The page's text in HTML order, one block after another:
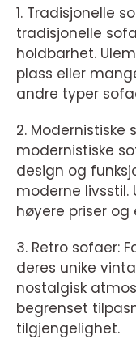
1. Tradisjonelle
tradisjonelle
holdbarhet.
plass eller
andre typer
2. Modernistiske
modernistiske
design og
moderne
høyere priser og
3. Retro sofaer:
deres unike
nostalgisk
begrenset
tilgjengelighet.